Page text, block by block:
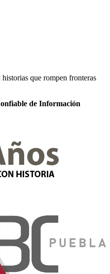
que rompen fronteras
de Información